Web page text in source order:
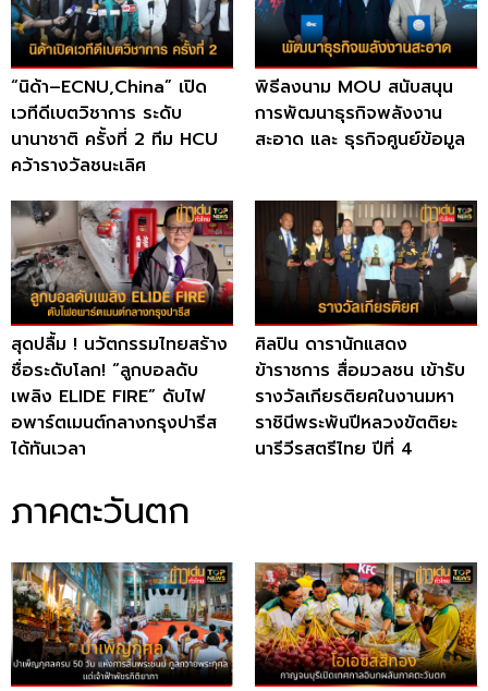
“นิด้า–ECNU,China” เปิด
เวทีดีเบตวิชาการ ระดับ
นานาชาติ ครั้งที่ 2 ทีม HCU
คว้ารางวัลชนะเลิศ
พิธีลงนาม MOU สนับสนุน
การพัฒนาธุรกิจพลังงาน
สะอาด และ ธุรกิจศูนย์ข้อมูล
สุดปลื้ม ! นวัตกรรมไทยสร้าง
ชื่อระดับโลก! “ลูกบอลดับ
เพลิง ELIDE FIRE” ดับไฟ
อพาร์ตเมนต์กลางกรุงปารีส
ได้ทันเวลา
ศิลปิน ดารานักแสดง
ข้าราชการ สื่อมวลชน เข้ารับ
รางวัลเกียรติยศในงานมหา
ราชินีพระพันปีหลวงขัตติยะ
นารีวีรสตรีไทย ปีที่ 4
ภาคตะวันตก